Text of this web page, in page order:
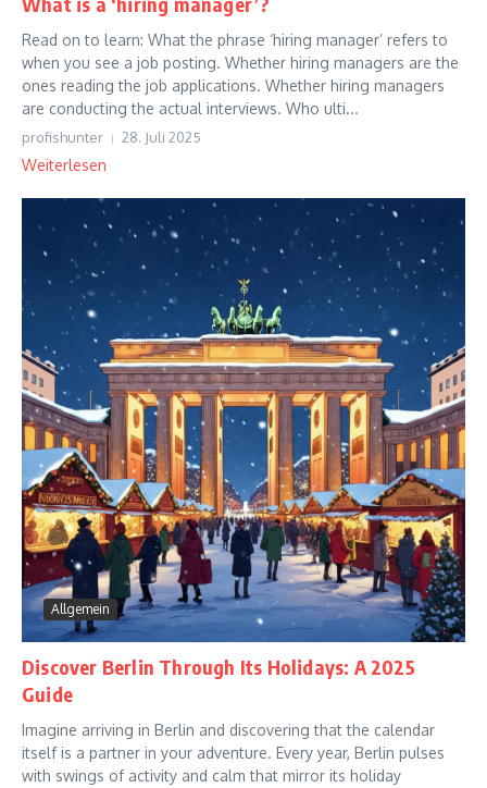
Read on to learn: What the phrase ‘hiring manager’ refers to
when you see a job posting. Whether hiring managers are the
ones reading the job applications. Whether hiring managers
are conducting the actual interviews. Who ulti...
profishunter 28. Juli 2025
Weiterlesen
Allgemein
Discover Berlin Through Its Holidays: A 2025
Guide
Imagine arriving in Berlin and discovering that the calendar
itself is a partner in your adventure. Every year, Berlin pulses
with swings of activity and calm that mirror its holiday